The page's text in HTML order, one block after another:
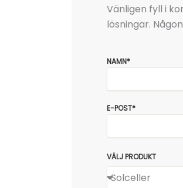
Vänligen fyll i
lösningar.
NAMN*
E-POST*
VÄLJ PRODUKT